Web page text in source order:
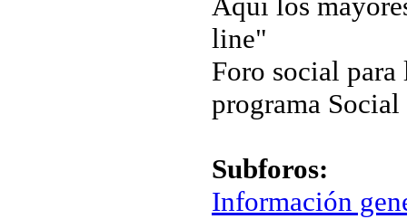
line"
Foro social
programa
Subforos:
Información